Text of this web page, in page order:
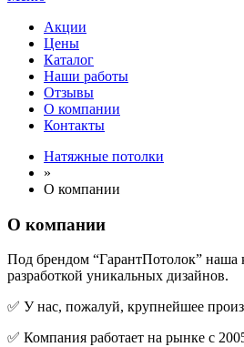
Акции
Цены
Каталог
Наши работы
Отзывы
О компании
Контакты
Натяжные потолки
»
О компании
О компании
Под брендом “ГарантПотолок” наша
разработкой уникальных дизайнов.
✅ У нас, пожалуй, крупнейшее
✅ Компания работает на рынке с